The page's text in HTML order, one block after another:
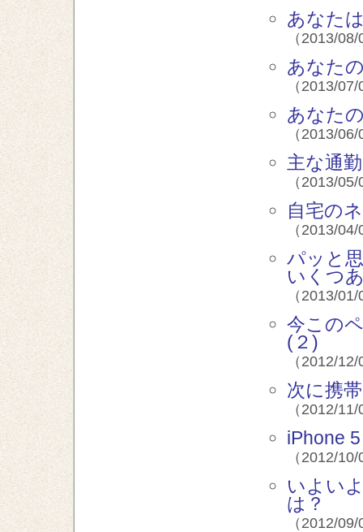
あなた
（2013/
あなた
（2013/
あなた
（2013/
主な通
（2013/
自宅の
（2013/
パッと
いくつ
（2013/
今この
(２)
（2012/
次に携
（2012/
iPhone
（2012/
いよい
は？
（2012/